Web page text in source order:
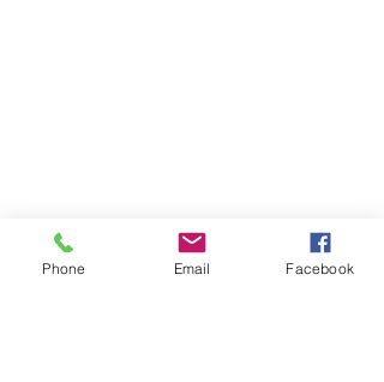
Phone Email Facebook